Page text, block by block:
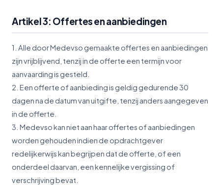
Artikel 3: Offertes en aanbiedingen
1. Alle door Medevso gemaakte offertes en aanbiedingen
zijn vrijblijvend, tenzij in de offerte een termijn voor
aanvaarding is gesteld.
2. Een offerte of aanbieding is geldig gedurende 30
dagen na de datum van uitgifte, tenzij anders aangegeven
in de offerte.
3. Medevso kan niet aan haar offertes of aanbiedingen
worden gehouden indien de opdrachtgever
redelijkerwijs kan begrijpen dat de offerte, of een
onderdeel daarvan, een kennelijke vergissing of
verschrijving bevat.